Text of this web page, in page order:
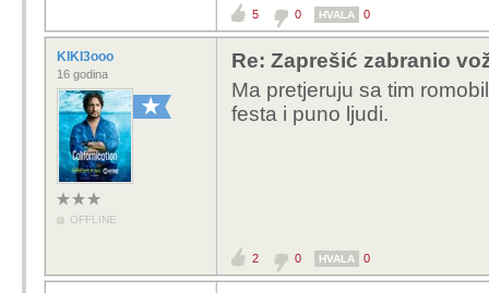
5 0 HVALA 0
KIKI3ooo
16 godina
OFFLINE
Re: Zaprešić zabranio
Ma pretjeruju sa tim
festa i puno ljudi.
2 0 HVALA 0